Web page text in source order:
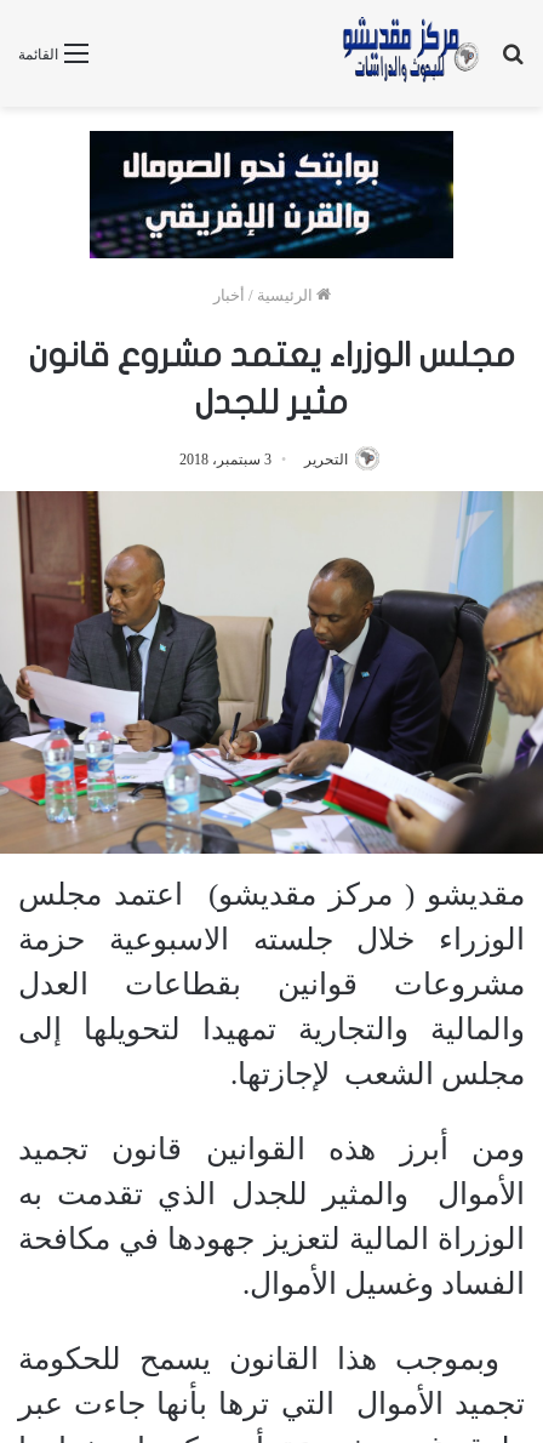
القائمة
بحث
الرئيسية / أخبار
مجلس الوزراء يعتمد مشروع قانون
مثير للجدل
التحرير 3 سبتمبر، 2018
مقديشو ( مركز مقديشو) اعتمد مجلس
الوزراء خلال جلسته الاسبوعية حزمة
مشروعات قوانين بقطاعات العدل
والمالية والتجارية تمهيدا لتحويلها إلى
مجلس الشعب لإجازتها.
ومن أبرز هذه القوانين قانون تجميد
الأموال والمثير للجدل الذي تقدمت به
الوزراة المالية لتعزيز جهودها في مكافحة
الفساد وغسيل الأموال.
وبموجب هذا القانون يسمح للحكومة
تجميد الأموال التي ترها بأنها جاءت عبر